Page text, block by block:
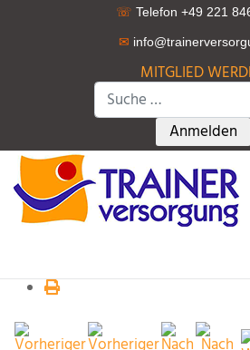
☏ Telefon +49 221
✉
MITGLIED
Suchen
Type
Anmelden